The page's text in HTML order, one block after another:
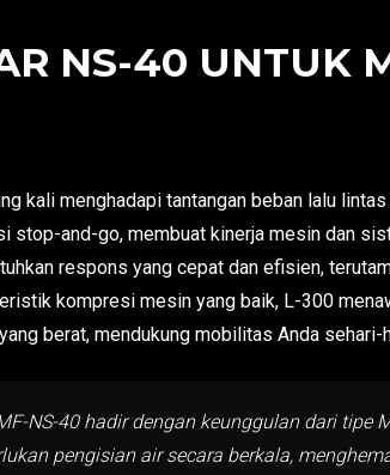
NS-40 UNTUK
kali menghadapi tantangan beban lalu
stop-and-go, membuat kinerja mesin dan
respons yang cepat dan efisien,
kompresi mesin yang baik, L-300
berat, mendukung mobilitas Anda sehari-
NS-40 hadir dengan keunggulan dari tipe
pengisian air secara berkala,